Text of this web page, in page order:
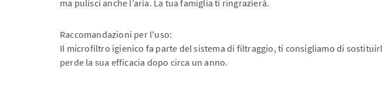
ma pulisci anche l’aria. La tua famiglia ti ringrazierà.
Raccomandazioni per l'uso:
Il microfiltro igienico fa parte del sistema di filtraggio, ti consigliamo di
perde la sua efficacia dopo circa un anno.